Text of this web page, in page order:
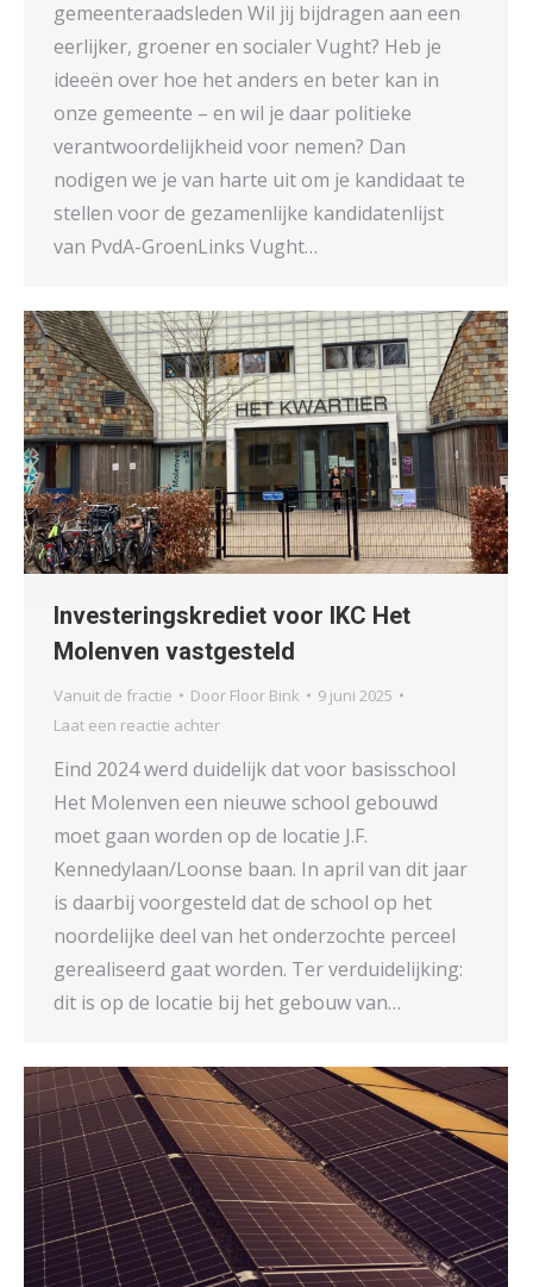
gemeenteraadsleden Wil jij bijdragen aan een
eerlijker, groener en socialer Vught? Heb je
ideeën over hoe het anders en beter kan in
onze gemeente – en wil je daar politieke
verantwoordelijkheid voor nemen? Dan
nodigen we je van harte uit om je kandidaat te
stellen voor de gezamenlijke kandidatenlijst
van PvdA-GroenLinks Vught…
Investeringskrediet voor IKC Het
Molenven vastgesteld
Vanuit de fractie Door Floor Bink
9 juni 2025
Laat een reactie achter
Eind 2024 werd duidelijk dat voor basisschool
Het Molenven een nieuwe school gebouwd
moet gaan worden op de locatie J.F.
Kennedylaan/Loonse baan. In april van dit jaar
is daarbij voorgesteld dat de school op het
noordelijke deel van het onderzochte perceel
gerealiseerd gaat worden. Ter verduidelijking:
dit is op de locatie bij het gebouw van…